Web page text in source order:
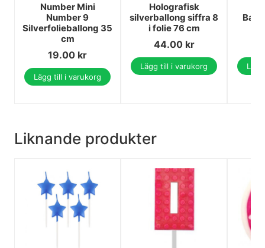
Number Mini
Number 9
Silverfolieballong 35
cm
19.00 kr
Lägg till i varukorg
Holografisk
silverballong siffra 8
i folie 76 cm
44.00 kr
Lägg till i varukorg
Liknande produkter